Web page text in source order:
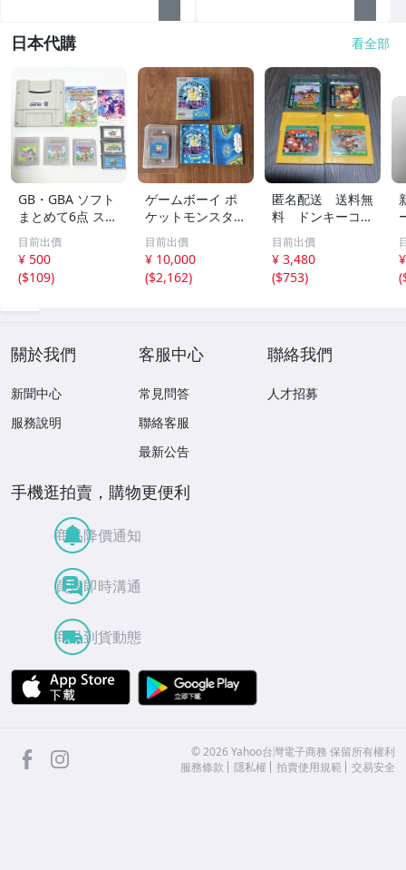
日本代購 看全部
GB・GBA ソフト
まとめて6点 スー
パーゲームボーイ
SHVC-027 ロック
マンワールド4/ゼ
ルダの伝説/ロッ
目前出價
¥ 500
($109)
ゲームボーイ ポ
ケットモンスター
青 箱・説明書・
マップ付き 任天
堂
目前出價
¥ 10,000
($2,162)
匿名配送 送料無
料 ドンキーコン
グgb ドンキーコ
ング2001 ４本セ
ット
目前出價
¥ 3,480
($753)
(
關於我們
新聞中心
服務說明
客服中心
常見問答
聯絡客服
最新公告
聯絡我們
人才招募
手機逛拍賣，購物更便利
商品降價通知
買賣即時溝通
商品到貨動態
APP Store
facebook ©2026 Yahoo台灣電子商務 保留所有權利
服務條款
隱私權 拍賣使用規範 交易安全